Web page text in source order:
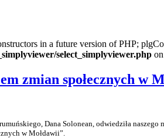
in a future version of PHP;
select_simplyviewer.php
zmian społecznych w
Dana Solonean, odwiedziła
w Mołdawii”.